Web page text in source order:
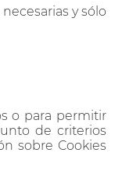
y sólo
o para permitir
de criterios
sobre Cookies